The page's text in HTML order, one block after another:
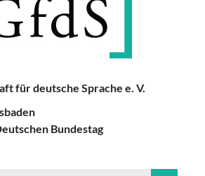
für deutsche Sprache e. V.
Bundestag